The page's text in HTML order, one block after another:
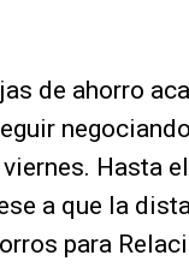
de ahorro
Hasta
a que la
para